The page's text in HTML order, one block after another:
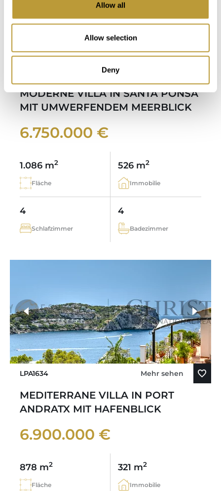
Allow all
Allow selection
Deny
MODERNE VILLA IN SANTA PONSA
MIT UMWERFENDEM MEERBLICK
6.750.000 €
1.086 m2
Fläche
526 m2
Immobilie
4
Schlafzimmer
4
Badezimmer
LPA1634 Mehr sehen
MEDITERRANE VILLA IN PORT
ANDRATX MIT HAFENBLICK
6.900.000 €
878 m2
Fläche
321 m2
Immobilie